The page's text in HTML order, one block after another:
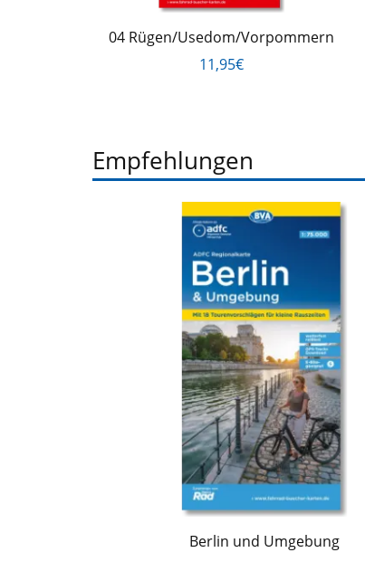
04 Rügen/Usedom/Vorpommern
11,95€
Empfehlungen
Berlin und Umgebung